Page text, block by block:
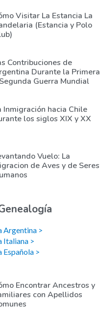
Visitar La Estancia La
(Estancia y Polo
Contribuciones de
Durante la Primera
Guerra Mundial
Inmigración hacia Chile
los siglos XIX y XX
Vuelo: La
de Aves y de Seres
Argentina >
Italiana >
Española >
Encontrar Ancestros y
con Apellidos